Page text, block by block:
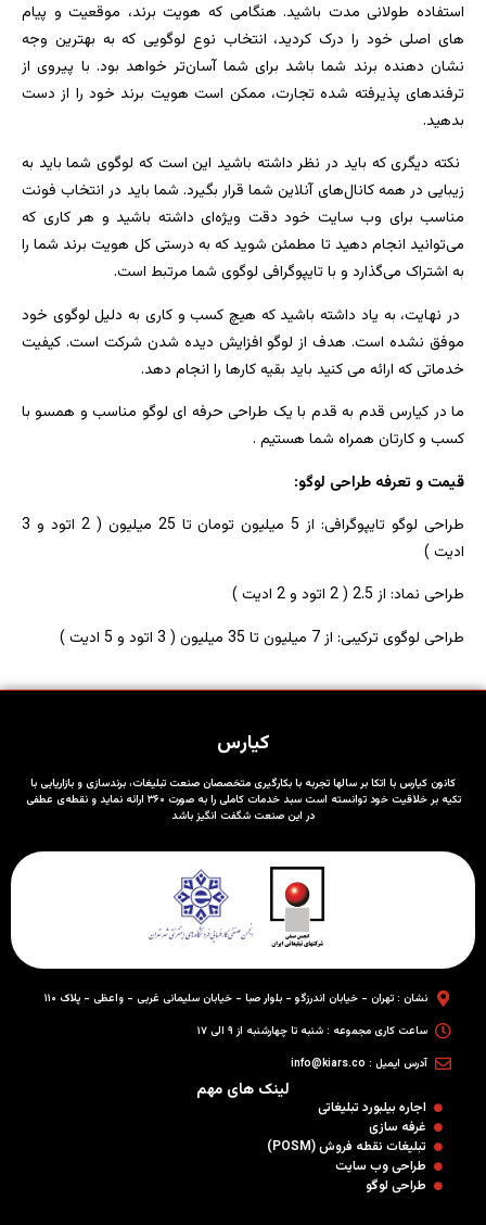
استفاده طولانی مدت باشید. هنگامی که هویت برند، موقعیت و پیام
های اصلی خود را درک کردید، انتخاب نوع لوگویی که به بهترین وجه
نشان دهنده برند شما باشد برای شما آسان‌تر خواهد بود. با پیروی از
ترفندهای پذیرفته شده تجارت، ممکن است هویت برند خود را از دست
بدهید.
نکته دیگری که باید در نظر داشته باشید این است که لوگوی شما باید به
زیبایی در همه کانال‌های آنلاین شما قرار بگیرد. شما باید در انتخاب فونت
مناسب برای وب سایت خود دقت ویژه‌ای داشته باشید و هر کاری که
می‌توانید انجام دهید تا مطمئن شوید که به درستی کل هویت برند شما را
به اشتراک می‌گذارد و با تایپوگرافی لوگوی شما مرتبط است.
در نهایت، به یاد داشته باشید که هیچ کسب و کاری به دلیل لوگوی خود
موفق نشده است. هدف از لوگو افزایش دیده شدن شرکت است. کیفیت
خدماتی که ارائه می کنید باید بقیه کارها را انجام دهد.
ما در کیارس قدم به قدم با یک طراحی حرفه ای لوگو مناسب و همسو با
کسب و کارتان همراه شما هستیم .
قیمت و تعرفه طراحی لوگو:
طراحی لوگو تایپوگرافی: از 5 میلیون تومان تا 25 میلیون ( 2 اتود و 3
ادیت )
طراحی نماد: از 2.5 ( 2 اتود و 2 ادیت )
طراحی لوگوی ترکیبی: از 7 میلیون تا 35 میلیون ( 3 اتود و 5 ادیت )
کیارس
کانون کیارس با اتکا بر سالها تجربه با بکارگیری متخصصان صنعت تبلیغات، برندسازی و بازاریابی با
تکیه بر خلاقیت خود توانسته است سبد خدمات کاملی را به صورت ۳۶۰ ارائه نماید و نقطه‌ی عطفی
در این صنعت شگفت انگیز باشد
نشان : تهران - خیابان اندرزگو - بلوار صبا - خیابان سلیمانی غربی - واعظی - پلاک ۱۱۰
ساعت کاری مجموعه : شنبه تا چهارشنبه از ۹ الی ۱۷
آدرس ایمیل : info@kiars.co
لینک های مهم
اجاره بیلبورد تبلیغاتی
غرفه سازی
تبلیغات نقطه فروش (POSM)
طراحی وب سایت
طراحی لوگو